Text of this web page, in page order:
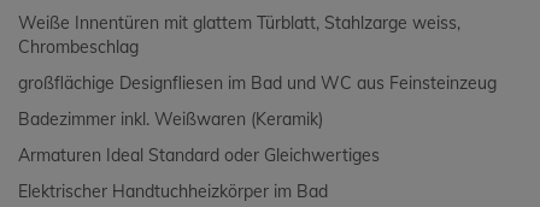
Weiße Innentüren mit glattem Türblatt, Stahlzarge weiss,
Chrombeschlag
großflächige Designfliesen im Bad und WC aus Feinsteinzeug
Badezimmer inkl. Weißwaren (Keramik)
Armaturen Ideal Standard oder Gleichwertiges
Elektrischer Handtuchheizkörper im Bad